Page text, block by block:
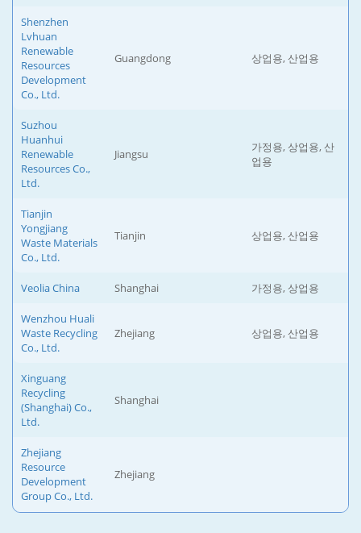
Shenzhen
Lvhuan
Renewable
Resources
Development
Co., Ltd.
Guangdong 상업용, 산업용
Suzhou
Huanhui
Renewable
Resources Co.,
Ltd.
Jiangsu
가정용, 상업용, 산
업용
Tianjin
Yongjiang
Waste Materials
Co., Ltd.
Tianjin 상업용, 산업용
Veolia China Shanghai 가정용, 상업용
Wenzhou Huali
Waste Recycling
Co., Ltd.
Zhejiang 상업용, 산업용
Xinguang
Recycling
(Shanghai) Co.,
Ltd.
Shanghai
Zhejiang
Resource
Development
Group Co., Ltd.
Zhejiang